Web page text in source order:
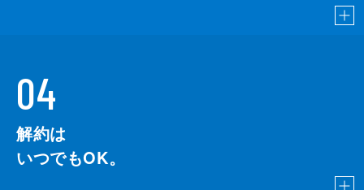
04
解約は
いつでもOK。